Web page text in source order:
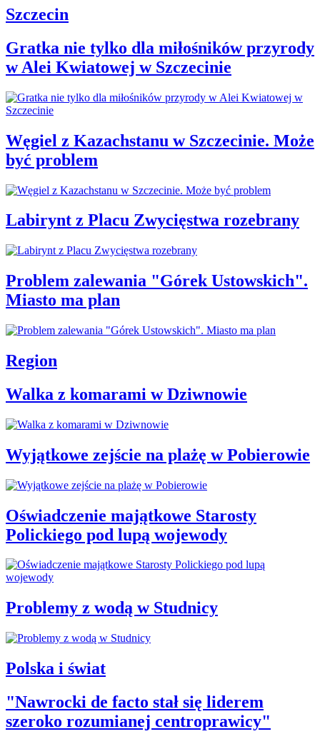
Szczecin
Gratka nie tylko dla miłośników przyrody
w Alei Kwiatowej w Szczecinie
Węgiel z Kazachstanu w Szczecinie. Może
być problem
Labirynt z Placu Zwycięstwa rozebrany
Problem zalewania "Górek Ustowskich".
Miasto ma plan
Region
Walka z komarami w Dziwnowie
Wyjątkowe zejście na plażę w Pobierowie
Oświadczenie majątkowe Starosty
Polickiego pod lupą wojewody
Problemy z wodą w Studnicy
Polska i świat
"Nawrocki de facto stał się liderem
szeroko rozumianej centroprawicy"